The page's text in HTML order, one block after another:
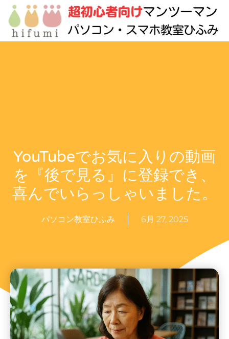
YouTubeでお気に入りの動画
を『後で見る』に登録でき、
喜んでいらっしゃいました。
パソコン教室ひふみ 6月 27, 2025